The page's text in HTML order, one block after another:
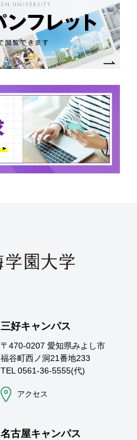
三好キャンパス
〒470-0207 愛知県みよし市
福谷町西ノ洞21番地233
TEL 0561-36-5555(代)
アクセス
名古屋キャンパス